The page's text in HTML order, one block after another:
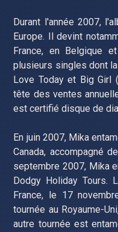
Durant l'année 2007,
Europe. Il devint
France, en Belgique
plusieurs singles dont
Love Today et Big Girl
tête des ventes
est certifié disque de
En juin 2007, Mika
Canada, accompagné
septembre 2007, Mika
Dodgy Holiday
France, le 17
tournée au Royaume-
autre tournée est